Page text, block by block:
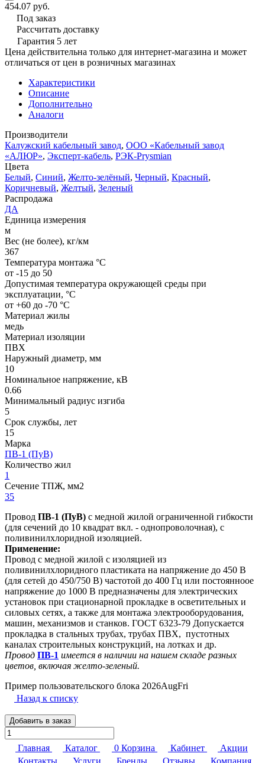
454.07 руб.
Под заказ
Рассчитать доставку
Гарантия 5 лет
Цена действительна только для интернет-магазина и может
отличаться от цен в розничных магазинах
Характеристики
Описание
Дополнительно
Аналоги
Производители
Калужский кабельный завод, ООО «Кабельный завод
«АЛЮР», Эксперт-кабель, РЭК-Prysmian
Цвета
Белый, Синий, Желто-зелёный, Черный, Красный,
Коричневый, Желтый, Зеленый
Распродажа
ДА
Единица измерения
м
Вес (не более), кг/км
367
Температура монтажа °C
от -15 до 50
Допустимая температура окружающей среды при
эксплуатации, °C
от +60 до -70 °С
Материал жилы
медь
Материал изоляции
ПВХ
Наружный диаметр, мм
10
Номинальное напряжение, кВ
0.66
Минимальный радиус изгиба
5
Срок службы, лет
15
Марка
ПВ-1 (ПуВ)
Количество жил
1
Сечение ТПЖ, мм2
35
Провод ПВ-1 (ПуВ) с медной жилой ограниченной гибкости
(для сечений до 10 квадрат вкл. - однопроволочная), с
поливинилхлоридной изоляцией.
Применение:
Провод с медной жилой с изоляцией из
поливинилхлоридного пластиката на напряжение до 450 В
(для сетей до 450/750 В) частотой до 400 Гц или постоянноое
напряжение до 1000 В предназначены для электрических
установок при стационарной прокладке в осветительных и
силовых сетях, а также для монтажа электрооборудования,
машин, механизмов и станков. ГОСТ 6323-79 Допускается
прокладка в стальных трубах, трубах ПВХ, пустотных
каналах строительных конструкций, на лотках и др.
Провод ПВ-1 имеется в наличии на нашем складе разных
цветов, включая желто-зеленый.
Пример пользовательского блока 2026AugFri
Назад к списку
Добавить в заказ
Главная Каталог 0 Корзина Кабинет
Акции
Контакты
Услуги Бренды Отзывы Компания